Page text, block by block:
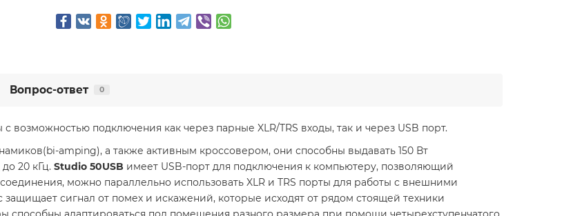
Вопрос-ответ 0
подключения как через парные XLR/TRS входы, так и через USB порт.
amping), а также активным кроссовером, они способны выдавать 150 Вт
20 кГц. Studio 50USB имеет USB-порт для подключения к компьютеру, позволяющий
можно параллельно использовать XLR и TRS порты для работы с внешними
сигнал от помех и искажений, которые исходят от рядом стоящей техники